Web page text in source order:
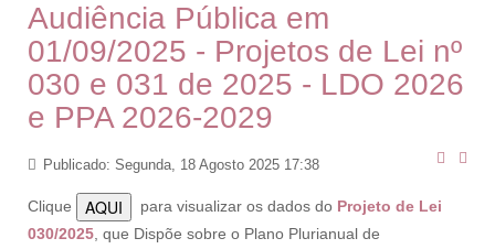
Audiência Pública em
01/09/2025 - Projetos de Lei nº
030 e 031 de 2025 - LDO 2026
e PPA 2026-2029
Publicado: Segunda, 18 Agosto 2025 17:38
Clique AQUI para visualizar os dados do Projeto de Lei
030/2025 , que Dispõe sobre o Plano Plurianual de